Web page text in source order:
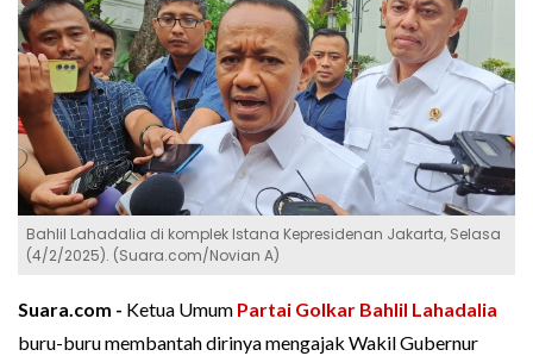
Bahlil Lahadalia di komplek Istana Kepresidenan Jakarta, Selasa
(4/2/2025). (Suara.com/Novian A)
Suara.com - Ketua Umum Partai Golkar Bahlil Lahadalia
buru-buru membantah dirinya mengajak Wakil Gubernur